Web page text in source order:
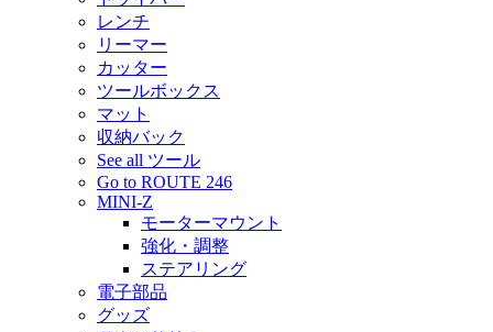
レンチ
リーマー
カッター
ツールボックス
マット
収納バック
See all ツール
Go to ROUTE 246
MINI-Z
モーターマウント
強化・調整
ステアリング
電子部品
グッズ